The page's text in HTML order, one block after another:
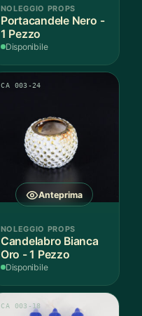
NOLEGGIO PROPS
Portacandele Nero -
1 Pezzo
Disponibile
Anteprima
CA 003-24
NOLEGGIO PROPS
Candelabro Bianca
Oro - 1 Pezzo
Disponibile
CA 003-18